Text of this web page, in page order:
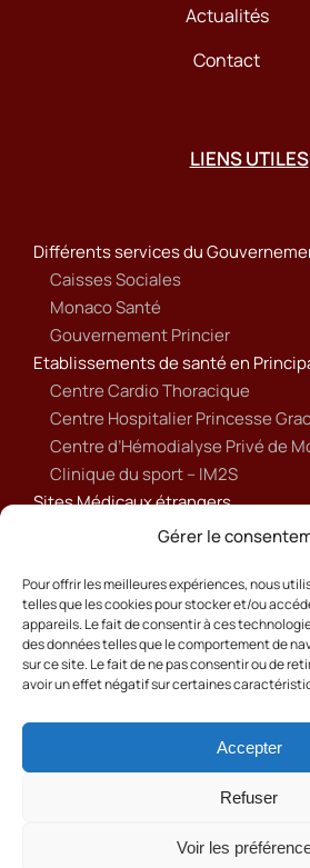
Gérer le
Pour offrir les meilleures expériences, nous
telles que les cookies pour stocker et/ou
appareils. Le fait de consentir à ces
des données telles que le comportement de
sur ce site. Le fait de ne pas consentir ou de
avoir un effet négatif sur certaines
Accepter
Refuser
Voir les
Actualités
Contact
LIENS UTILES
Différents services du
Caisses Sociales
Monaco Santé
Gouvernement Princier
Etablissements de santé en
Centre Cardio Thoracique
Centre Hospitalier Princesse
Centre d’Hémodialyse Privé de
Clinique du sport – IM2S
Sites Médicaux étrangers
Ordre national des médecins
Politique de cookies (UE)
Cookies
Mentions Légales